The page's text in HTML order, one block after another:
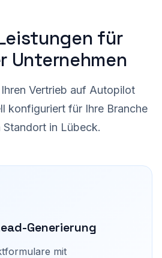
für
Unternehmen
Vertrieb auf Autopilot
konfiguriert für Ihre Branche
Standort in Lübeck.
Generierung
mit